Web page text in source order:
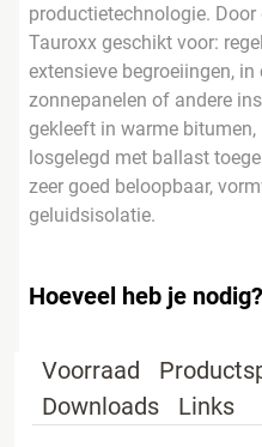
productietechnologie.
Tauroxx geschikt voor:
extensieve begroeiingen,
zonnepanelen of andere
gekleeft in warme
losgelegd met ballast
zeer goed beloopbaar,
geluidsisolatie.
Hoeveel heb je nodig?
Voorraad
Downloads
Links